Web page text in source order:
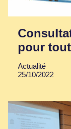
pour
Actualité
25/10/2022